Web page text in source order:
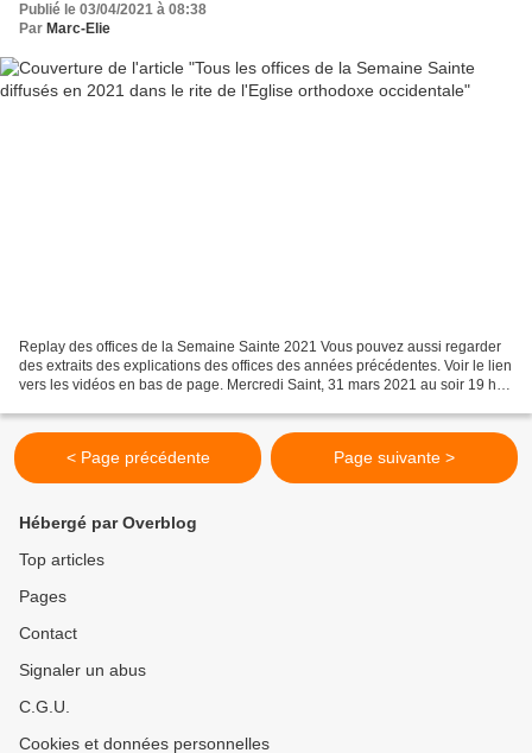
Publié le 03/04/2021 à 08:38
Par Marc-Elie
Replay des offices de la Semaine Sainte 2021 Vous pouvez aussi regarder
des extraits des explications des offices des années précédentes. Voir le lien
vers les vidéos en bas de page. Mercredi Saint, 31 mars 2021 au soir 19 h :
< Page précédente Page suivante >
Hébergé par Overblog
Top articles
Pages
Contact
Signaler un abus
C.G.U.
Cookies et données personnelles